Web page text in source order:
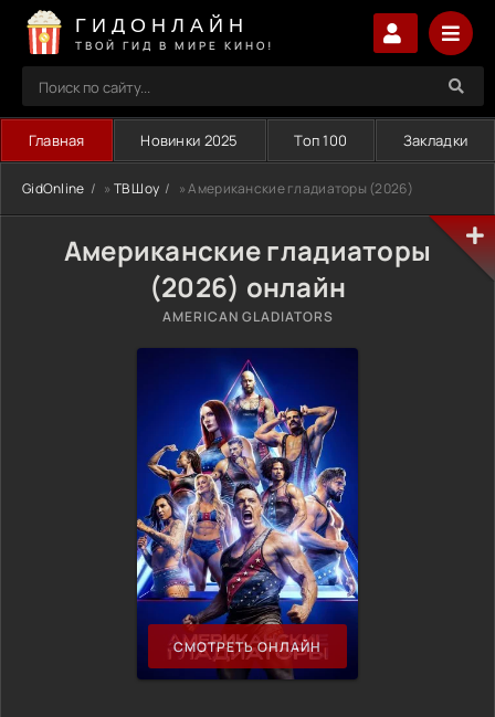
ГИДОНЛАЙН
ТВОЙ ГИД В МИРЕ КИНО!
Главная Новинки 2025 Топ 100 Закладки
GidOnline » ТВ Шоу » Американские гладиаторы (2026)
Американские гладиаторы
(2026) онлайн
AMERICAN GLADIATORS
СМОТРЕТЬ ОНЛАЙН